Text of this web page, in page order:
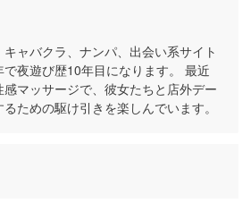
ャバクラ、ナンパ、出会い系サイト
夜遊び歴10年目になります。 最近
マッサージで、彼女たちと店外デー
ための駆け引きを楽しんでいます。